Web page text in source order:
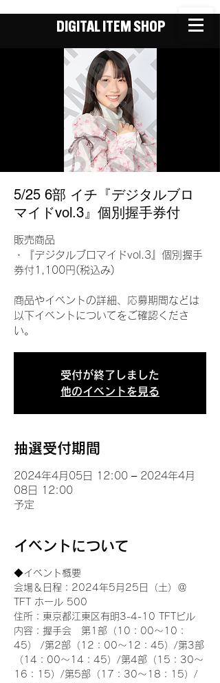
DIGITAL ITEM SHOP
5/25 6部 イチ『デジタルブロ
マイドvol.3』個別握手券付
販売商品
・『デジタルブロマイドvol.3』個別握手
券付1,100円(税込み)
商品やイベントの詳細、応募期間などは
以下イベントについてをご確認くださ
い。
受付が終了しました
他のイベントを見る
抽選受付期間
2024年4月05日 12:00 – 2024年4月
08日 12:00
予定
イベントについて
◆イベント概要
会場＆日程：2024年5月25日（土）＠
TFT ホール 500
住所：東京都江東区有明3-4-10 TFTビル
内容：握手会　第1部（10：00～10：
45） /第2部（12：00～12：45）/第3部
（14：00～14：45）/第4部（15：30～
16：15）/第5部（17：30～18：15）/